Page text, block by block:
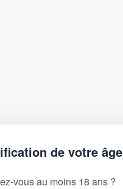
de votre âge
vous au moins 18 ans ?